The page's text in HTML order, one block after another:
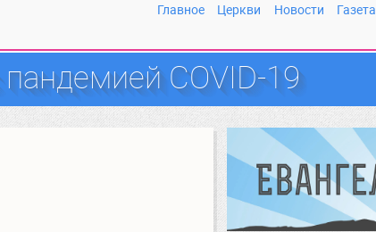
Главное Церкви Новости Газета
COVID-19